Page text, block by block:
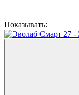
Показывать: